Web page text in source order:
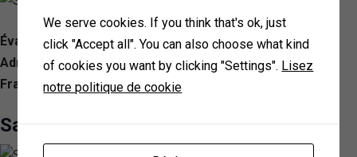
Évaluation: 3.9/ 5 — 225
Adresse: 2 Av. Charles Floquet, 93150 Le Blanc-Mesnil,
France
Salon HAÏR BEAUTY PARIS Drancy
We serve cookies. If you think that's ok, just
click "Accept all". You can also choose what kind
of cookies you want by clicking "Settings". Lisez
notre politique de cookie